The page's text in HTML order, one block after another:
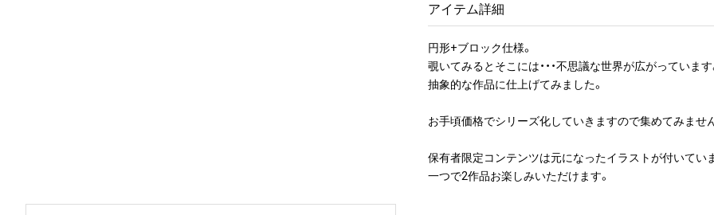
アイテム詳細
円形+ブロック仕様。
覗いてみるとそこには・・・不思議な世界が広がっています
抽象的な作品に仕上げてみました。
お手頃価格でシリーズ化していきますので集めてみませ
保有者限定コンテンツは元になったイラストが付いていま